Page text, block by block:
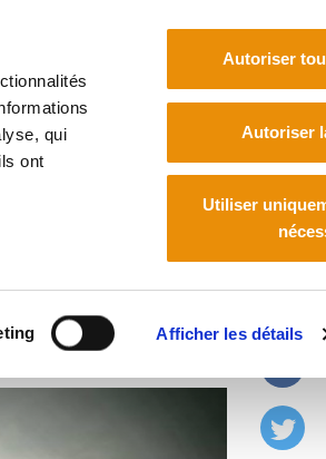
qui
ont
Afficher les détails
Autoriser
Autoriser
Utiliser
en Iparralde